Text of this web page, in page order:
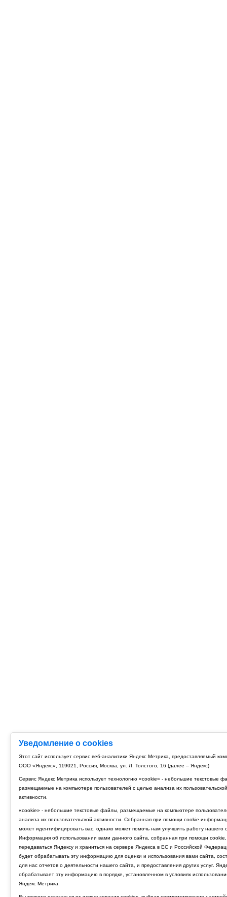
Уведомление о cookies
Этот сайт использует сервис веб-аналитики Яндекс Метрика, предоставляемый
ООО «Яндекс», 119021, Россия, Москва, ул. Л. Толстого, 16 (далее – Яндекс)
Сервис Яндекс Метрика использует технологию «cookie» - небольшие текстовые
размещаемые на компьютере пользователей с целью анализа их пользовательской
активности.
«cookie» - небольшие текстовые файлы, размещаемые на компьютере
анализа их пользовательской активности. Собранная при помощи cookie
может идентифицировать вас, однако может помочь нам улучшить работу нашего
Информация об использовании вами данного сайта, собранная при помощи cookie,
передаваться Яндексу и храниться на сервере Яндекса в ЕС и Российской
будет обрабатывать эту информацию для оценки и использования вами сайта,
для нас отчетов о деятельности нашего сайта, и предоставления других услуг.
обрабатывает эту информацию в порядке, установленном в условиях
Яндекс Метрика.